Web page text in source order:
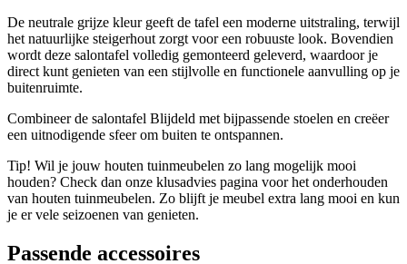
De neutrale grijze kleur geeft de tafel een moderne uitstraling, terwijl
het natuurlijke steigerhout zorgt voor een robuuste look. Bovendien
wordt deze salontafel volledig gemonteerd geleverd, waardoor je
direct kunt genieten van een stijlvolle en functionele aanvulling op je
buitenruimte.
Combineer de salontafel Blijdeld met bijpassende stoelen en creëer
een uitnodigende sfeer om buiten te ontspannen.
Tip! Wil je jouw houten tuinmeubelen zo lang mogelijk mooi
houden? Check dan onze klusadvies pagina voor het onderhouden
van houten tuinmeubelen. Zo blijft je meubel extra lang mooi en kun
je er vele seizoenen van genieten.
Passende accessoires